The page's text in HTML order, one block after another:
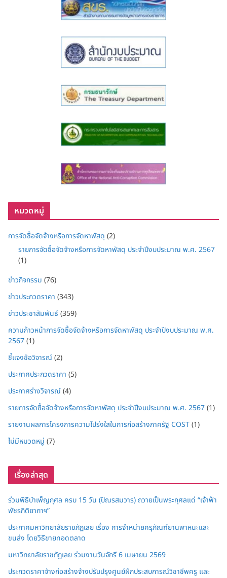
หมวดหมู่
การจัดซื้อจัดจ้างหรือการจัดหาพัสดุ (2)
รายการจัดซื้อจัดจ้างหรือการจัดหาพัสดุ ประจำปีงบประมาณ พ.ศ. 2567
(1)
ข่าวกิจกรรม (76)
ข่าวประกวดราคา (343)
ข่าวประชาสัมพันธ์(359)
ความก้าวหน้าการจัดซื้อจัดจ้างหรือการจัดหาพัสดุ ประจำปีงบประมาณ พ.ศ.
2567(1)
ชี้แจงข้อวิจารณ์(2)
ประกาศประกวดราคา (5)
ประกาศร่างวิจารณ์(4)
รายการจัดซื้อจัดจ้างหรือการจัดหาพัสดุ ประจำปีงบประมาณ พ.ศ. 2567(1)
รายงานผลการโครงการความโปร่งใสในการก่อสร้างภาครัฐ COST(1)
ไม่มีหมวดหมู่ (7)
เรื่องล่าสุด
ร่วมพิธีบำเพ็ญกุศล ครบ 15 วัน (ปัณรสมวาร) ถวายเป็นพระกุศลแด่ “เจ้าฟ้า
พัชรกิติยาภาฯ”
ประกาศมหาวิทยาลัยราชภัฏเลย เรื่อง การจำหน่ายครุภัณฑ์ยานพาหนะและ
ขนส่ง โดยวิธีขายทอดตลาด
มหาวิทยาลัยราชภัฏเลย ร่วมงานวันจักรี 6 เมษายน 2569
ประกวดราคาจ้างก่อสร้างจ้างปรับปรุงศูนย์ฝึกประสบการณ์วิชาชีพครู และ